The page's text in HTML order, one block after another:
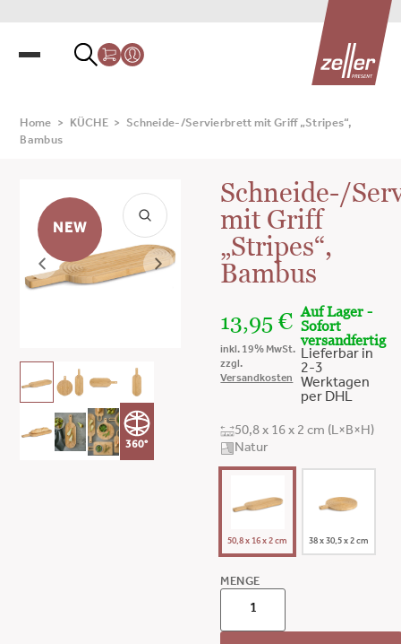
Home > KÜCHE >
Schneide-/Servierbrett mit Griff „Stripes“,
Bambus
NEW
360°
Schneide-/
mit Griff
„Stripes“,
Bambus
13,95€
inkl. 19% MwSt.
zzgl.
Versandkosten
Auf Lager -
Sofort
versandfertig
Lieferbar in
2-3
Werktagen
per DHL
50,8 x 16 x 2 cm (L×B×H)
Natur
50,8 x 16 x 2 cm 38 x 30,5 x 2 cm
MENGE